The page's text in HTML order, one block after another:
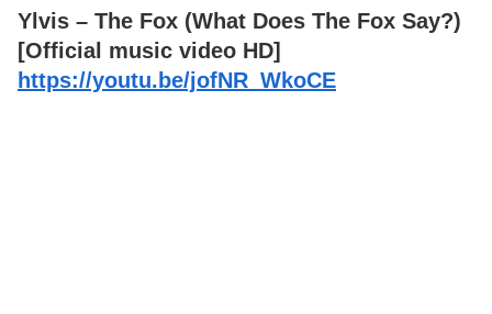
Ylvis – The Fox (What Does The Fox Say?)
[Official music video HD]
https://youtu.be/jofNR_WkoCE